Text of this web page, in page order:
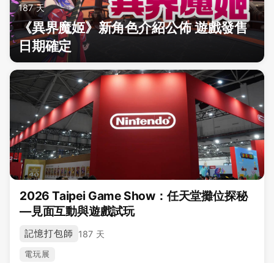
187 天
《異界魔姬》新角色介紹公佈 遊戲發售
日期確定
2026 Taipei Game Show：任天堂攤位探秘
—見面互動與遊戲試玩
記憶打包師 187 天
電玩展